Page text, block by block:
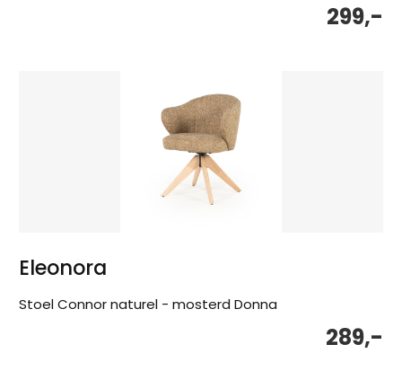
299,-
Eleonora
Stoel Connor naturel - mosterd Donna
289,-